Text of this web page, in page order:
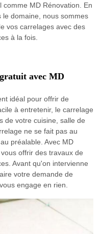
MD Rénovation. En
domaine, nous sommes
vos carrelages avec des
à la fois.
avec MD
idéal pour offrir de
à entretenir, le carrelage
de votre cuisine, salle de
ne se fait pas au
préalable. Avec MD
offrir des travaux de
Avant qu'on intervienne
votre demande de
engage en rien.